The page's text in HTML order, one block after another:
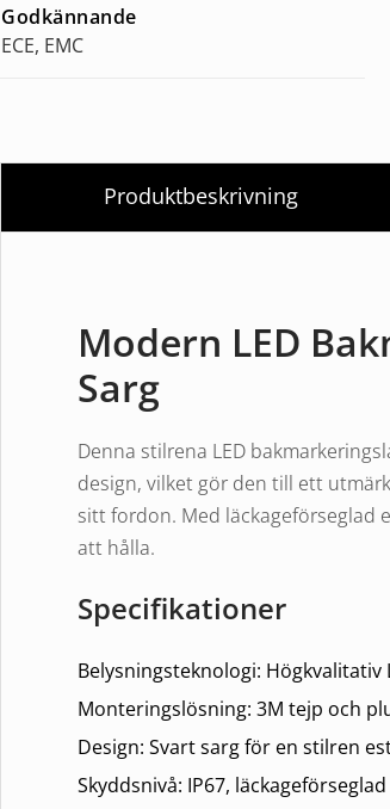
Godkännande
ECE, EMC
Produktbeskrivning
Modern LED
Sarg
Denna stilrena LED
design, vilket gör den till ett
sitt fordon. Med läckageförseglad
att hålla.
Specifikationer
Belysningsteknologi: Högkvalitativ
Monteringslösning: 3M tejp och
Design: Svart sarg för en stilren
Skyddsnivå: IP67,